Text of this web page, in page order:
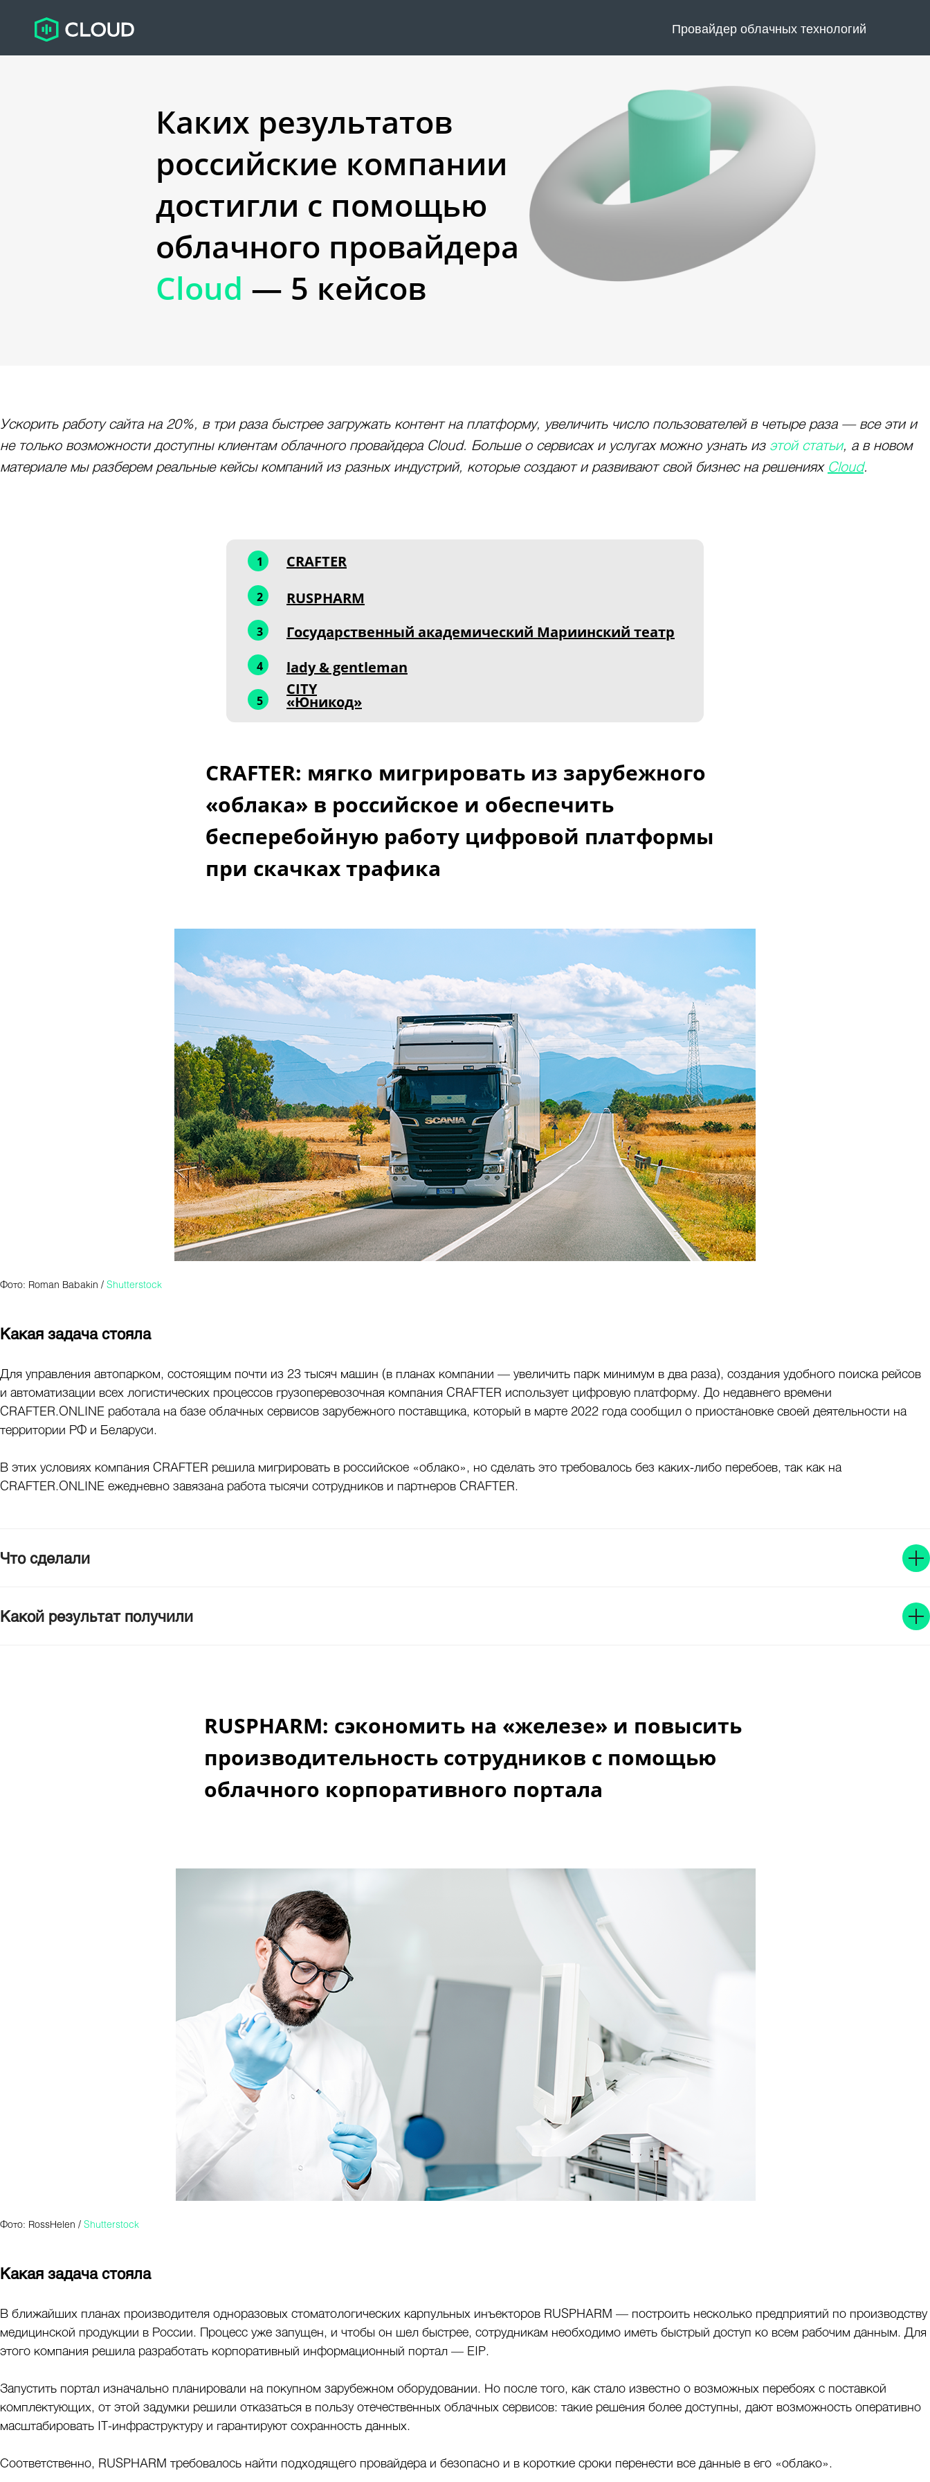
Провайдер облачных технологий
Каких результатов
российские компании
достигли с помощью
облачного провайдера
Cloud — 5 кейсов
Ускорить работу сайта на 20%, в три раза быстрее загружать контент на платформу, увеличить число пользователей в четыре раза — все эти и
не только возможности доступны клиентам облачного провайдера Cloud. Больше о сервисах и услугах можно узнать из этой статьи, а в новом
материале мы разберем реальные кейсы компаний из разных индустрий, которые создают и развивают свой бизнес на решениях Cloud.
CRAFTER
RUSPHARM
Государственный академический Мариинский театр
lady & gentleman
CITY
«Юникод»
1
2
3
4
5
CRAFTER: мягко мигрировать из зарубежного
«облака» в российское и обеспечить
бесперебойную работу цифровой платформы
при скачках трафика
Фото: Roman Babakin / Shutterstock
Какая задача стояла
Для управления автопарком, состоящим почти из 23 тысяч машин (в планах компании — увеличить парк минимум в два раза), создания удобного поиска рейсов
и автоматизации всех логистических процессов грузоперевозочная компания CRAFTER использует цифровую платформу. До недавнего времени
CRAFTER.ONLINE работала на базе облачных сервисов зарубежного поставщика, который в марте 2022 года сообщил о приостановке своей деятельности на
территории РФ и Беларуси.
В этих условиях компания CRAFTER решила мигрировать в российское «облако», но сделать это требовалось без каких-либо перебоев, так как на
CRAFTER.ONLINE ежедневно завязана работа тысячи сотрудников и партнеров CRAFTER.
Что сделали
Какой результат получили
RUSPHARM: сэкономить на «железе» и повысить
производительность сотрудников с помощью
облачного корпоративного портала
Фото: RossHelen / Shutterstock
Какая задача стояла
В ближайших планах производителя одноразовых стоматологических карпульных инъекторов RUSPHARM — построить несколько предприятий по производству
медицинской продукции в России. Процесс уже запущен, и чтобы он шел быстрее, сотрудникам необходимо иметь быстрый доступ ко всем рабочим данным. Для
этого компания решила разработать корпоративный информационный портал — EIP.
Запустить портал изначально планировали на покупном зарубежном оборудовании. Но после того, как стало известно о возможных перебоях с поставкой
комплектующих, от этой задумки решили отказаться в пользу отечественных облачных сервисов: такие решения более доступны, дают возможность оперативно
масштабировать IT-инфраструктуру и гарантируют сохранность данных.
Соответственно, RUSPHARM требовалось найти подходящего провайдера и безопасно и в короткие сроки перенести все данные в его «облако».